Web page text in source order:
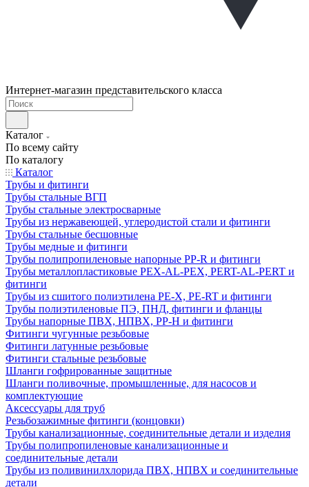
Интернет-магазин представительского класса
Каталог
По всему сайту
По каталогу
Каталог
Трубы и фитинги
Трубы стальные ВГП
Трубы стальные электросварные
Трубы из нержавеющей, углеродистой стали и фитинги
Трубы стальные бесшовные
Трубы медные и фитинги
Трубы полипропиленовые напорные PP-R и фитинги
Трубы металлопластиковые PEX-AL-PEX, PERT-AL-PERT и
фитинги
Трубы из сшитого полиэтилена PE-X, PE-RT и фитинги
Трубы полиэтиленовые ПЭ, ПНД, фитинги и фланцы
Трубы напорные ПВХ, НПВХ, PP-H и фитинги
Фитинги чугунные резьбовые
Фитинги латунные резьбовые
Фитинги стальные резьбовые
Шланги гофрированные защитные
Шланги поливочные, промышленные, для насосов и
комплектующие
Аксессуары для труб
Резьбозажимные фитинги (концовки)
Трубы канализационные, соединительные детали и изделия
Трубы полипропиленовые канализационные и
соединительные детали
Трубы из поливинилхлорида ПВХ, НПВХ и соединительные
детали